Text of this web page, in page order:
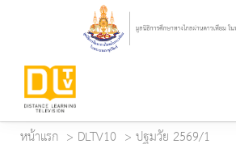
หน้าแรก DLTV10
ปฐมวัย 2569/1